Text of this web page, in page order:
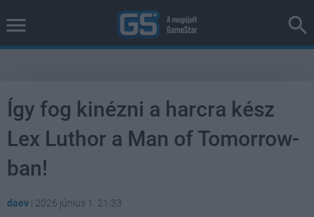
Így fog kinézni a harcra kész
Lex Luthor a Man of Tomorrow-
ban!
daev | 2026 június 1. 21:33